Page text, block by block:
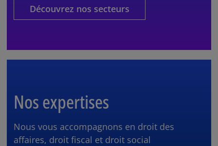
Découvrez nos secteurs
Nos expertises
Nous vous accompagnons en droit des
affaires, droit fiscal et droit social